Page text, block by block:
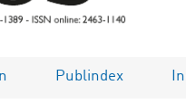
Publindex